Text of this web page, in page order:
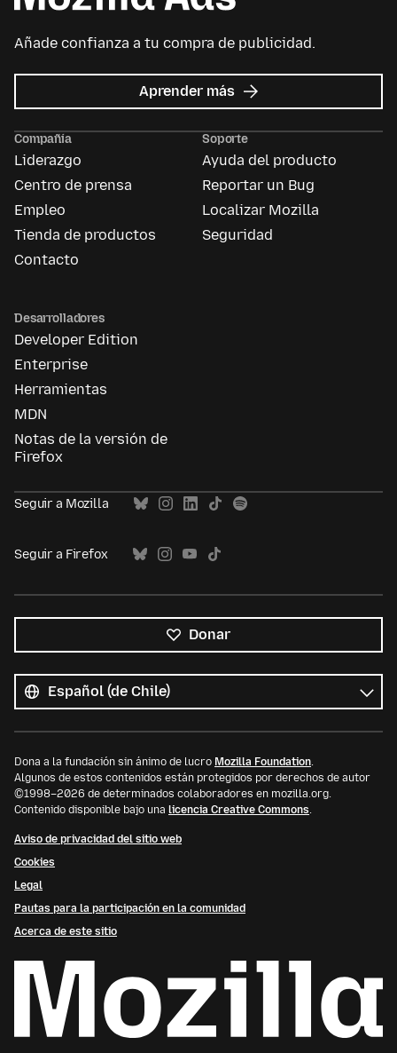
Añade confianza a tu compra de publicidad.
Aprender más acerca
de
Ads
Compañía
Liderazgo
Centro de prensa
Empleo
Tienda de productos
Contacto
Soporte
Ayuda del producto
Reportar un Bug
Localizar Mozilla
Seguridad
Desarrolladores
Developer Edition
Enterprise
Herramientas
MDN
Notas de la versión de
Firefox
Seguir a Mozilla
Seguir a Firefox
Donar
los
idiomas
Idioma
Dona a la fundación sin ánimo de lucro Mozilla Foundation.
Algunos de estos contenidos están protegidos por derechos de autor
©1998–2026 de determinados colaboradores en mozilla.org.
Contenido disponible bajo una licencia Creative Commons.
Aviso de privacidad del sitio web
Cookies
Legal
Pautas para la participación en la comunidad
Acerca de este sitio